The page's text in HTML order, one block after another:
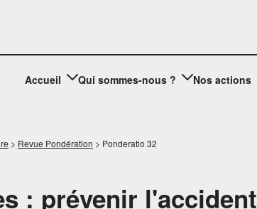
Accueil Qui sommes-nous ? Nos actions
> Revue Pondération > Ponderatio 32
: prévenir l'accident